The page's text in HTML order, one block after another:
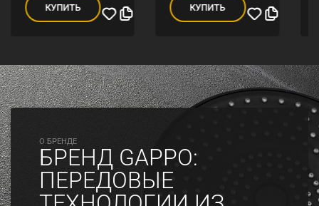
КУПИТЬ КУПИТЬ
O БРЕНДЕ
БРЕНД GAPPO:
ПЕРЕДОВЫЕ